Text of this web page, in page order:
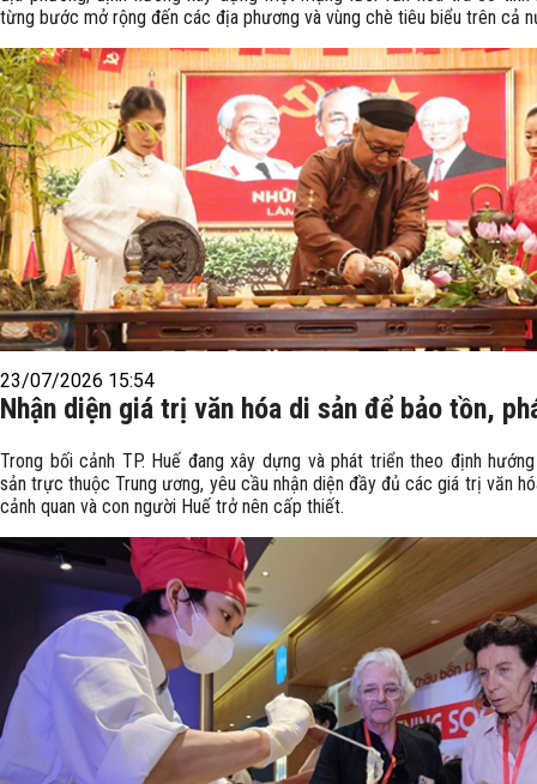
từng bước mở rộng đến các địa phương và vùng chè tiêu biểu trên cả
23/07/2026 15:54
Nhận diện giá trị văn hóa di sản để bảo tồn,
Trong bối cảnh TP. Huế đang xây dựng và phát triển theo định
sản trực thuộc Trung ương, yêu cầu nhận diện đầy đủ các giá trị văn
cảnh quan và con người Huế trở nên cấp thiết.